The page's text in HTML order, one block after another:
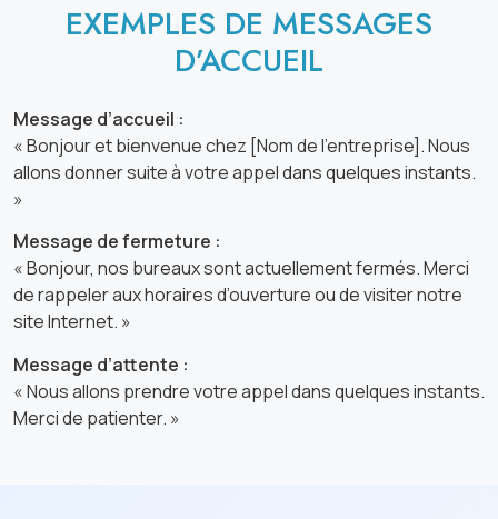
EXEMPLES DE MESSAGES
D’ACCUEIL
Message d’accueil :
« Bonjour et bienvenue chez [Nom de l'entreprise]. Nous
allons donner suite à votre appel dans quelques instants.
»
Message de fermeture :
« Bonjour, nos bureaux sont actuellement fermés. Merci
de rappeler aux horaires d’ouverture ou de visiter notre
site Internet. »
Message d’attente :
« Nous allons prendre votre appel dans quelques instants.
Merci de patienter. »